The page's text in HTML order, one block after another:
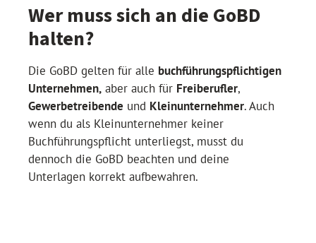
Wer muss sich an die GoBD
halten?
Die GoBD gelten für alle buchführungspflichtigen
Unternehmen, aber auch für Freiberufler,
Gewerbetreibende und Kleinunternehmer. Auch
wenn du als Kleinunternehmer keiner
Buchführungspflicht unterliegst, musst du
dennoch die GoBD beachten und deine
Unterlagen korrekt aufbewahren.